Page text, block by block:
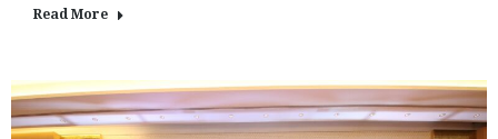
Read More